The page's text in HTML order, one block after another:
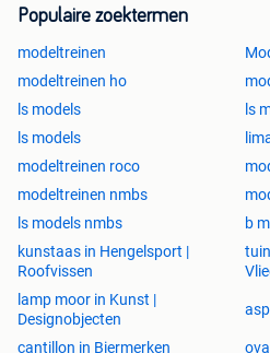
Populaire zoektermen
modeltreinen
modeltreinen ho
ls models
ls
ls models
modeltreinen roco
modeltreinen nmbs
ls models nmbs
b
kunstaas in Hengelsport |
Roofvissen
lamp moor in Kunst |
Designobjecten
cantillon in Biermerken